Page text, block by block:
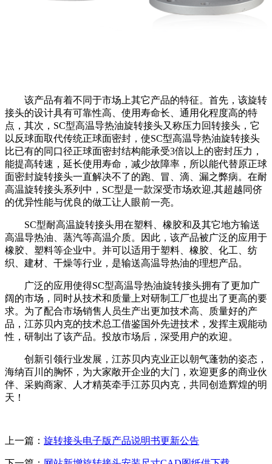
该产品有着不同于市场上其它产品的特征。首先，该旋转
接头的设计具有可靠性高、使用寿命长、通用化程度高的特
点，其次，SC型高温导热油旋转接头又称压力回转接头，它
以反球面取代传统正球面密封，使SC型高温导热油旋转接头
比已有的同口径正球面密封结构能承受3倍以上的密封压力，
能提高转速，延长使用寿命，减少故障率，所以能代替原正球
面密封旋转接头一直解决不了的跑、冒、滴、漏之弊病。在耐
高温旋转接头系列中，SC型是一款深受市场欢迎,其超越同侪
的优异性能与优良的做工让人眼前一亮。
SC型耐高温旋转接头用在塑料、橡胶和及其它地方输送
高温导热油、蒸汽等高温介质。因此，该产品被广泛的应用于
橡胶、塑料等企业中。并可以适用于塑料、橡胶、化工、纺
织、建材、干燥等行业，是输送高温导热油的理想产品。
广泛的应用使得SC型高温导热油旋转接头拥有了更加广
阔的市场，同时从技术和质量上对研制工厂也提出了更高的要
求。为了配合市场销售人员生产出更加技术高、质量好的产
品，江苏贝内克的技术总工借鉴国外先进技术，发挥主观能动
性，研制出了该产品。投放市场后，深受用户的欢迎。
创新引领行业发展，江苏贝内克业正以朝气蓬勃的姿态，
海纳百川的胸怀，为大家敞开企业的大门，欢迎更多的商业伙
伴、采购商家、人才精英牵手江苏贝内克，共同创造辉煌的明
天！
上一篇： 旋转接头电子版产品说明书更新公告